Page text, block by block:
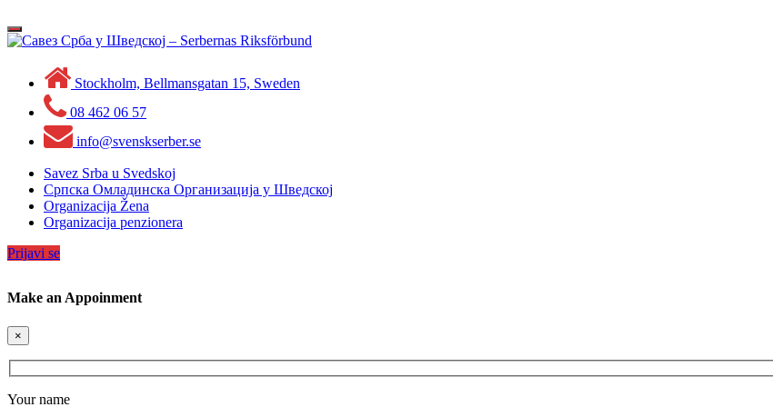
to
content
Toggle
navigation
Stockholm, Bellmansgatan 15, Sweden
08 462 06 57
info@svenskserber.se
Savez Srba u Svedskoj
Српска Омладинска Организација у Шведској
Organizacija Žena
Organizacija penzionera
Prijavi se
Make an Appoinment
×
Your name